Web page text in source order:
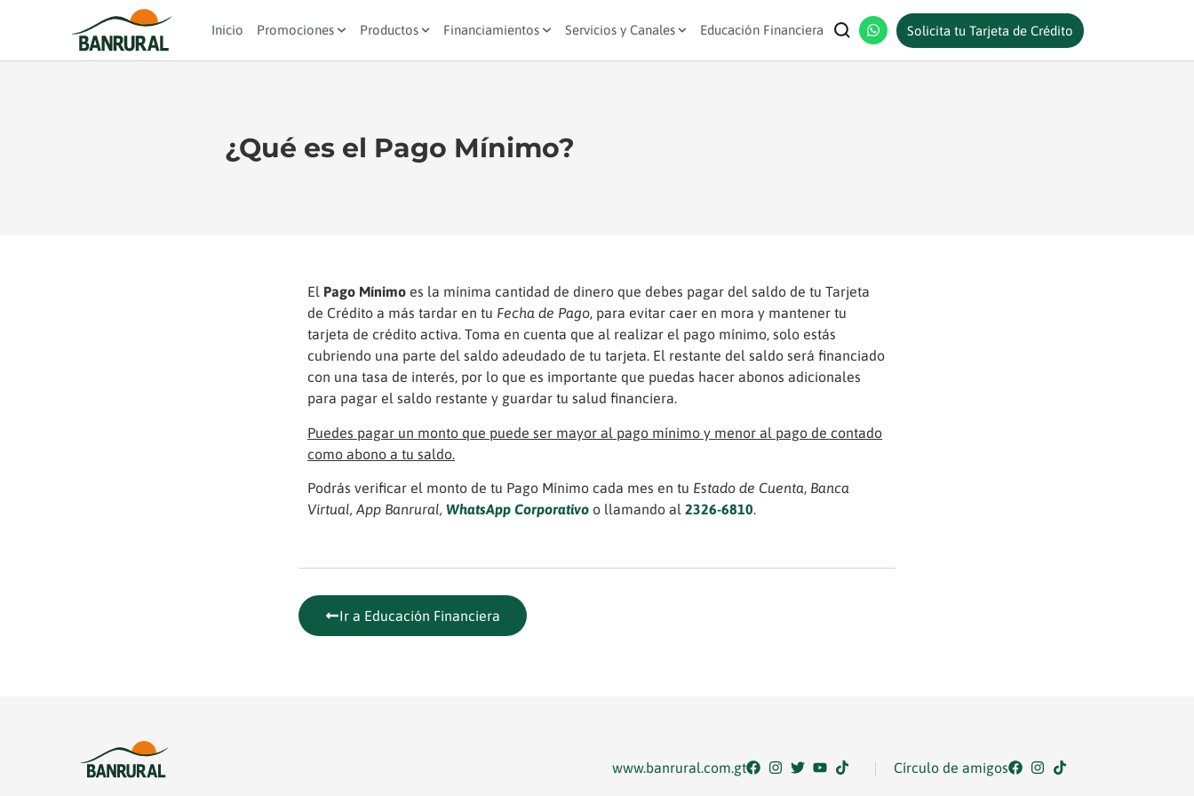
Inicio Promociones Productos Financiamientos Servicios y Canales Educación Financiera Solicita tu Tarjeta de Crédito
¿Qué es el Pago Mínimo?
El Pago Mínimo es la mínima cantidad de dinero que debes pagar del saldo de tu Tarjeta
de Crédito a más tardar en tu Fecha de Pago, para evitar caer en mora y mantener tu
tarjeta de crédito activa. Toma en cuenta que al realizar el pago mínimo, solo estás
cubriendo una parte del saldo adeudado de tu tarjeta. El restante del saldo será financiado
con una tasa de interés, por lo que es importante que puedas hacer abonos adicionales
para pagar el saldo restante y guardar tu salud financiera.
Puedes pagar un monto que puede ser mayor al pago mínimo y menor al pago de contado
como abono a tu saldo.
Podrás verificar el monto de tu Pago Mínimo cada mes en tu Estado de Cuenta, Banca
Virtual, App Banrural, WhatsApp Corporativo o llamando al 2326-6810.
Ir a Educación Financiera
www.banrural.com.gt Círculo de amigos